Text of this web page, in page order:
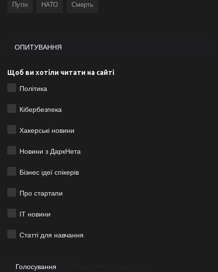
Путін НАТО Смерть
ОПИТУВАННЯ
Щоб ви хотіли читати на сайті
Політика
Кібербезпека
Хакерські новини
Новини з ДаркНета
Бізнес ідеї спікерів
Про стартапи
ІТ новини
Статті для навчання
Голосування